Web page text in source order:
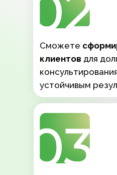
Сможете
клиентов для
устойчивым